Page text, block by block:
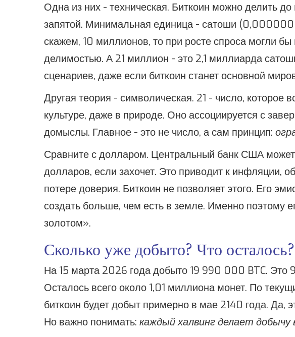
Одна из них - техническая. Биткоин можно делить до
запятой. Минимальная единица - сатоши
скажем, 10 миллионов, то при росте спроса могли
делимостью. А 21 миллион - это 2,1 миллиарда
сценариев, даже если биткоин станет основной
Другая теория - символическая. 21 - число, которое
культуре, даже в природе. Оно ассоциируется с
домыслы. Главное - это не число, а сам принцип:
Сравните с долларом. Центральный банк США
долларов, если захочет. Это приводит к инфляции,
потере доверия. Биткоин не позволяет этого. Его
создать больше, чем есть в земле. Именно поэтому
золотом».
Сколько уже добыто? Что осталось?
На 15 марта 2026 года добыто 19 990 000 BTC. Это
Осталось всего около 1,01 миллиона монет. По
биткоин будет добыт примерно в мае 2140 года. Да,
Но важно понимать: каждый халвинг делает добычу